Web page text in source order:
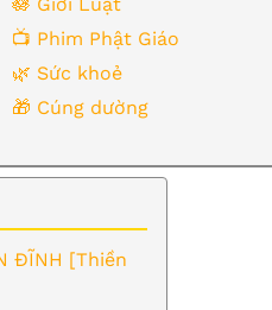
📺 Phim Phật Giáo
🌿️ Sức khoẻ
🎁️ Cúng dường
ĐĨNH [Thiền